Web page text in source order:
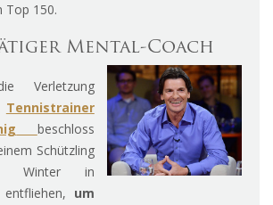
Top 150.
Mental-Coach
Verletzung
Tennistrainer
beschloss
Schützling
Winter in
um